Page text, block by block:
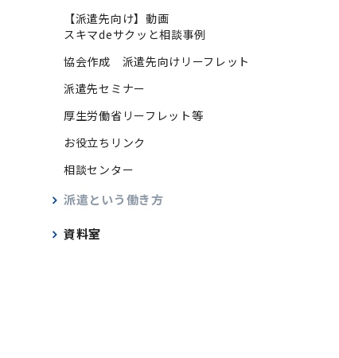
【派遣先向け】動画
スキマdeサクッと相談事例
協会作成 派遣先向けリーフレット
派遣先セミナー
厚生労働省リーフレット等
お役立ちリンク
相談センター
派遣という働き方
資料室